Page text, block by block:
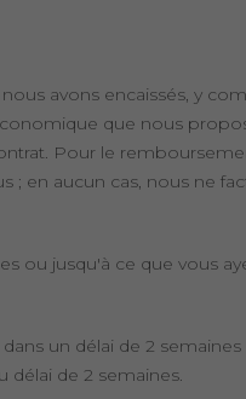
avons encaissés, y
que nous
Pour le
; en aucun cas, nous ne
jusqu'à ce que vous
un délai de 2
délai de 2 semaines.